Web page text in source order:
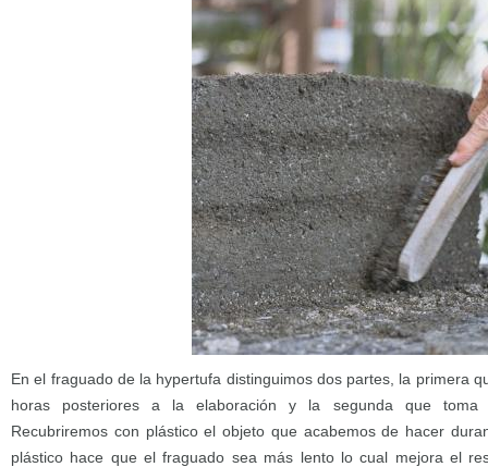
En el fraguado de la hypertufa distinguimos dos partes, la primera
horas posteriores a la elaboración y la segunda que toma
Recubriremos con plástico el objeto que acabemos de hacer
plástico hace que el fraguado sea más lento lo cual mejora el